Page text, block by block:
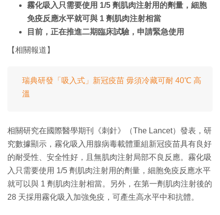
霧化吸入只需要使用 1/5 劑肌肉注射用的劑量，細胞
免疫反應水平就可與 1 劑肌肉注射相當
目前，正在推進二期臨床試驗，申請緊急使用
【相關報道】
瑞典研發「吸入式」新冠疫苗 毋須冷藏可耐 40℃ 高
溫
相關研究在國際醫學期刊《刺針》（The Lancet）發表，研
究數據顯示，霧化吸入用腺病毒載體重組新冠疫苗具有良好
的耐受性、安全性好，且無肌肉注射局部不良反應。霧化吸
入只需要使用 1/5 劑肌肉注射用的劑量，細胞免疫反應水平
就可以與 1 劑肌肉注射相當。另外，在第一劑肌肉注射後的
28 天採用霧化吸入加強免疫，可產生高水平中和抗體。